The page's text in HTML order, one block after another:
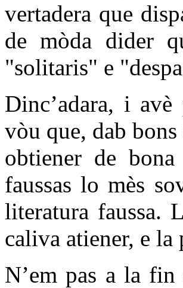
vertadera que
de mòda dider
"solitaris" e
Dinc’adara, i
vòu que, dab bons
obtiener de
faussas lo mès
literatura faussa.
caliva atiener, e
N’em pas a la